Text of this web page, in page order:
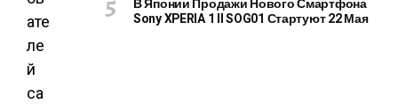
ате
ле
й
са
В Японии Продажи Нового Смартфона
Sony XPERIA 1 II SOG01 Стартуют 22 Мая